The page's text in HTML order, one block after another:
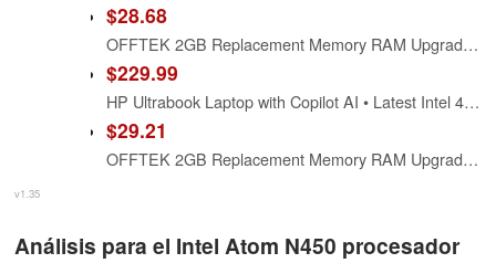
$28.68
OFFTEK 2GB Replacement Memory RAM Upgrade for Acer Aspire One Happy (Intel Atom N450) (DDR2) (DDR2-6400) Laptop Memory
$229.99
HP Ultrabook Laptop with Copilot AI • Latest Intel 4-Core N150 CPU • Microsoft Office 365 Included • 128GB SSD + 1TB Cloud Storage • Windows 11 • Thin & Portable
$29.21
OFFTEK 2GB Replacement Memory RAM Upgrade for Acer Aspire One D255 (Intel Atom N450) (DDR2) (DDR2-5300) Laptop Memory
v1.35
Análisis para el Intel Atom N450 procesador